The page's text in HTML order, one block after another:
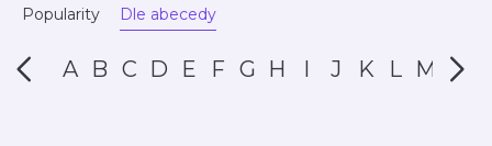
Popularity Dle abecedy
A B C D E F G H I J K L M N